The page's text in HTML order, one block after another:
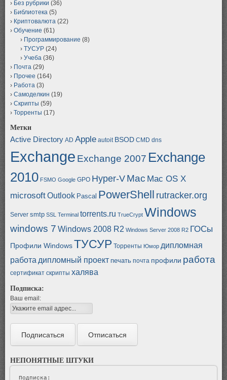
Без рубрики (36)
Библиотека (5)
Криптовалюта (22)
Обучение (61)
Программирование (8)
ТУСУР (24)
Учеба (36)
Почта (29)
Прочее (164)
Работа (3)
Самоделкин (19)
Скрипты (59)
Торренты (17)
Метки
Active Directory AD Apple autoit BSOD CMD dns
Exchange Exchange 2007 Exchange
2010 FSMO Google GPO Hyper-V Mac Mac OS X
microsoftOutlook Pascal PowerShell rutracker.org
Server smtp SSL Terminal torrents.ru TrueCrypt Windows
windows 7 Windows 2008 R2 Windows Server 2008 R2 ГОСы
Профили WindowsТУСУР Торренты Юмор дипломная
работа дипломный проект печать почта профили работа
сертификат скрипты халява
Подписка:
Ваш email:
НЕПОНЯТНЫЕ ШТУКИ